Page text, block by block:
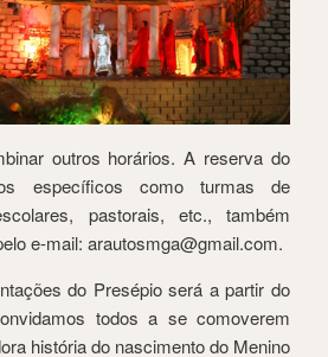
outros horários. A reserva do
específicos como turmas de
pastorais, etc., também
e-mail: arautosmga@gmail.com.
do Presépio será a partir do
todos a se comoverem
história do nascimento do Menino